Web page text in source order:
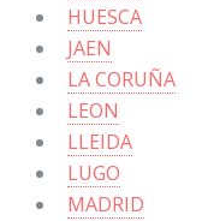
HUESCA
JAEN
LA CORUÑA
LEON
LLEIDA
LUGO
MADRID